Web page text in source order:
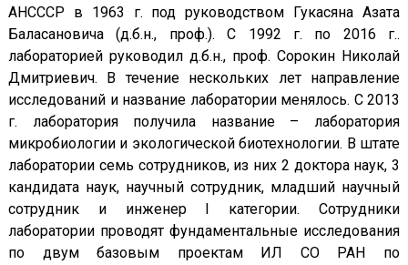
АНСССР в 1963 г. под руководством Гукасяна Азата
Баласановича (д.б.н., проф.). С 1992 г. по 2016 г..
лабораторией руководил д.б.н., проф. Сорокин Николай
Дмитриевич. В течение нескольких лет направление
исследований и название лаборатории менялось. С 2013
г. лаборатория получила название – лаборатория
микробиологии и экологической биотехнологии. В штате
лаборатории семь сотрудников, из них 2 доктора наук, 3
кандидата наук, научный сотрудник, младший научный
сотрудник и инженер I категории. Сотрудники
лаборатории проводят фундаментальные исследования
по двум базовым проектам ИЛ СО РАН по